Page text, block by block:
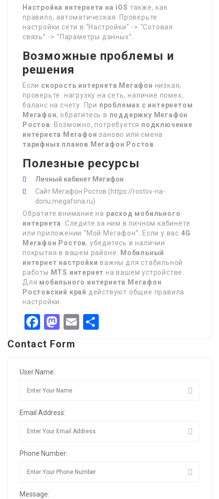
Настройка интернета на iOS также, как
правило, автоматическая. Проверьте
настройки сети в “Настройки” -> “Сотовая
связь” -> “Параметры данных”.
Возможные проблемы и
решения
Если скорость интернета Мегафон низкая,
проверьте: нагрузку на сеть, наличие помех,
баланс на счету. При проблемах с интернетом
Мегафон, обратитесь в поддержку Мегафон
Ростов. Возможно, потребуется подключение
интернета Мегафон заново или смена
тарифных планов Мегафон Ростов.
Полезные ресурсы
Личный кабинет Мегафон
Сайт Мегафон Ростов (https://rostov-na-
donu.megafona.ru)
Обратите внимание на расход мобильного
интернета. Следите за ним в личном кабинете
или приложении “Мой Мегафон”. Если у вас 4G
Мегафон Ростов, убедитесь в наличии
покрытия в вашем районе. Мобильный
интернет настройки важны для стабильной
работы MTS интернет на вашем устройстве.
Для мобильного интернета Мегафон
Ростовский край действуют общие правила
настройки.
Facebook
Mastodon
Email
Contact Form
User Name:
Email Address:
Phone Number:
Message: